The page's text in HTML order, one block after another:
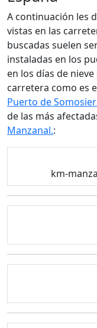
A continuación les
vistas en las
buscadas suelen
instaladas en los
en los días de
carretera como es
Puerto de
de las más
Manzanal.:
km-